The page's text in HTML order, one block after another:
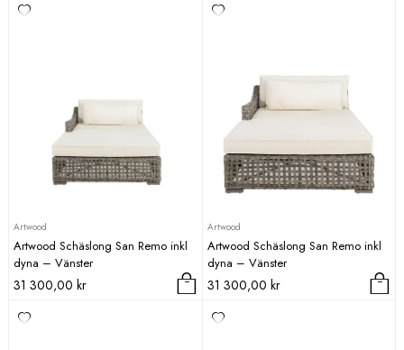
Artwood
Artwood Schäslong San Remo inkl
dyna – Vänster
31 300,00 kr
Artwood
Artwood Schäslong San Remo inkl
dyna – Vänster
31 300,00 kr